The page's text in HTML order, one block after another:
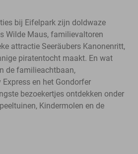
bij Eifelpark zijn doldwaze
Wilde Maus, familievaltoren
attractie Seeräubers Kanonenritt,
piratentocht maakt. En wat
de familieachtbaan,
en het Gondorfer
bezoekertjes ontdekken onder
Kindermolen en de